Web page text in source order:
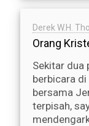
Derek W.H.
Orang
Sekitar dua
berbicara
bersama
terpisah,